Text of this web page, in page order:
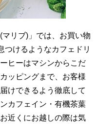
リブ)」では、お買い物
つけるようなカフェドリ
ヒーはマシンからこだ
ッピングまで、お客様
けできるよう徹底して
カフェイン・有機茶葉
近くにお越しの際は気